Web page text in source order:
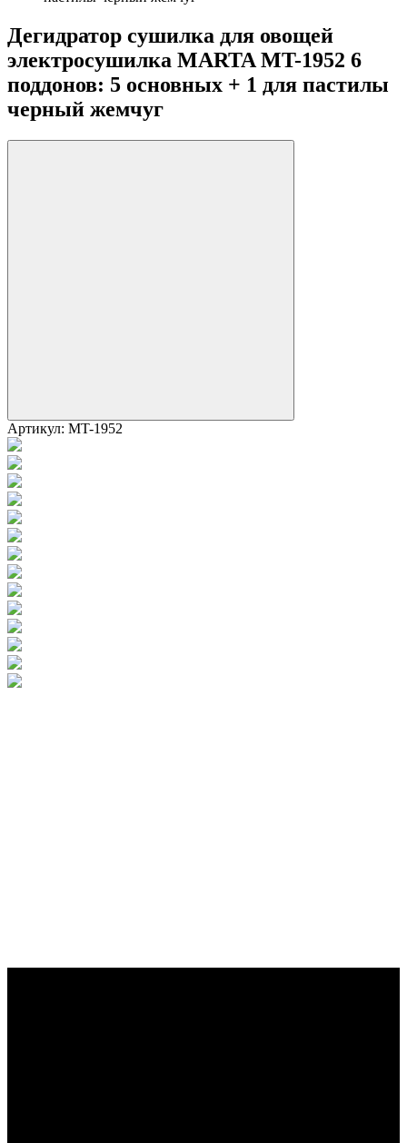
Дегидратор сушилка для овощей
электросушилка MARTA MT-1952 6
поддонов: 5 основных + 1 для пастилы
черный жемчуг
Артикул: MT-1952